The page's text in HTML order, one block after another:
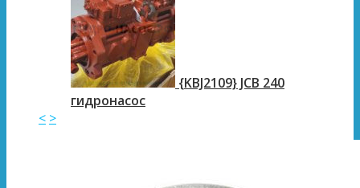
{KBJ2109} JCB 240
гидронасос
< >